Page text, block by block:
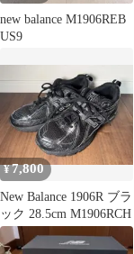
new balance M1906REB
US9
¥7,800
New Balance 1906R ブラ
ック 28.5cm M1906RCH